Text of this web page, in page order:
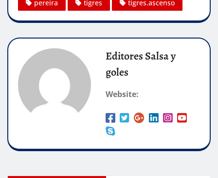
pereira tigres tigres.ascenso
Editores Salsa y
goles
Website: